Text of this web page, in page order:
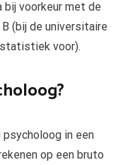
bij voorkeur met de
(bij de universitaire
voor).
in een
op een bruto